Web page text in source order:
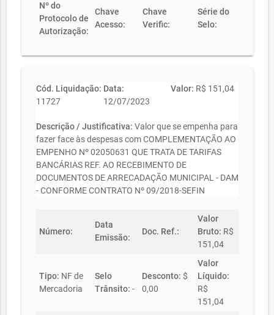
Nº do
Protocolo de
Autorização:
Chave
Acesso:
Chave
Verific:
Série do
Selo:
Cód. Liquidação:
11727
Data:
12/07/2023
Valor: R$ 151,04
Descrição / Justificativa: Valor que se empenha para
fazer face às despesas com COMPLEMENTAÇÃO AO
EMPENHO Nº 02050631 QUE TRATA DE TARIFAS
BANCÁRIAS REF. AO RECEBIMENTO DE
DOCUMENTOS DE ARRECADAÇÃO MUNICIPAL - DAM
- CONFORME CONTRATO Nº 09/2018-SEFIN
Número:
Data
Emissão:
Doc. Ref.:
Valor
Bruto: R$
151,04
Tipo: NF de
Mercadoria
Selo
Trânsito: -
Desconto: $
0,00
Valor
Líquido:
R$
151,04